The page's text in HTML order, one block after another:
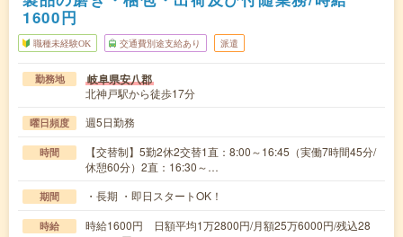
1600円
職種未経験OK 交通費別途支給あり 派遣
勤務地 岐阜県安八郡
北神戸駅から徒歩17分
曜日頻度 週5日勤務
時間
【交替制】5勤2休2交替1直：8:00～16:45（実働7時間45分/
休憩60分）2直：16:30～…
期間 ・長期 ・即日スタートOK！
時給
時給1600円 日額平均1万2800円/月額25万6000円/残込28